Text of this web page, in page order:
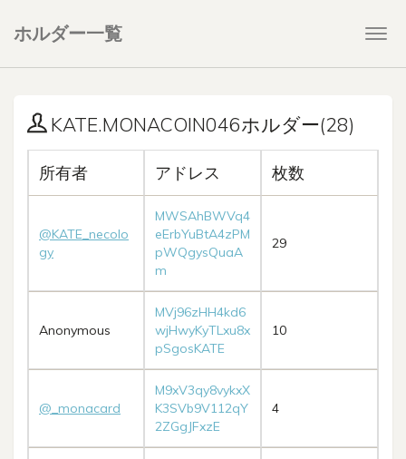
ホルダー一覧
KATE.MONACOIN046ホルダー(28)
所有者 アドレス 枚数
@KATE_necolo
gy
MWSAhBWVq4
eErbYuBtA4zPM
pWQgysQuaA
m
29
Anonymous
MVj96zHH4kd6
wjHwyKyTLxu8x
pSgosKATE
10
@_monacard
M9xV3qy8vykxX
K3SVb9V112qY
2ZGgJFxzE
4